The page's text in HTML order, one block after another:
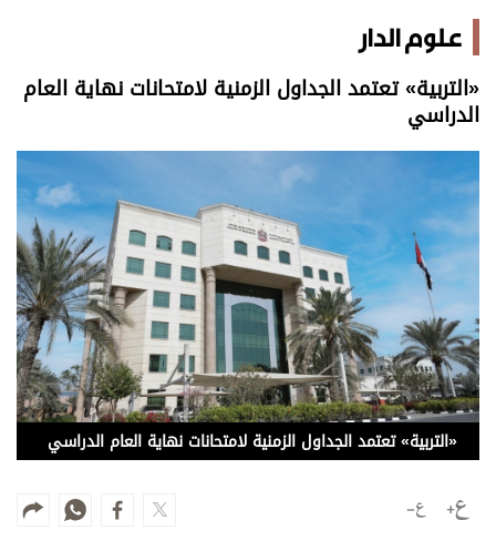
اقتصاد
وجهات نظر
الترفيه
التعليم والمعرفة
الذكاء الاصطناعي
تغطيات
فيديو
بودكاست
قصة صورة
علوم الدار
«التربية» تعتمد الجداول الزمنية لامتحانات نهاية العام
الدراسي
«التربية» تعتمد الجداول الزمنية لامتحانات نهاية العام الدراسي